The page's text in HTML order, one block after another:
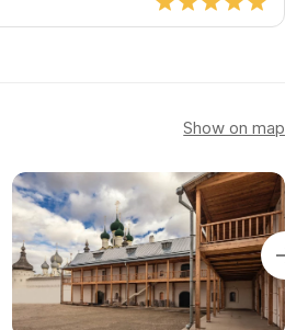
Show on map